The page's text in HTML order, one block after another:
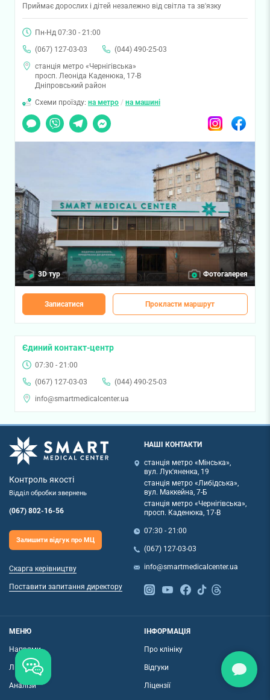
Приймає дорослих і дітей незалежно від світла та зв'язку
Пн-Нд 07:30 - 21:00
(067) 127-03-03
(044) 490-25-03
станція метро «Чернігівська»
просп. Леоніда Каденюка, 17-В
Дніпровський район
Схеми проїзду: на метро / на машині
Чат
Viber TelegramMessenger InstagramFacebook
3D тур Фотогалерея
Записатися Прокласти маршрут
Єдиний контакт-центр
07:30 - 21:00
(067) 127-03-03
(044) 490-25-03
info@smartmedicalcenter.ua
Контроль якості
Відділ обробки звернень
(067) 802-16-56
Залишити відгук про МЦ
Скарга керівництву
Поставити запитання директору
НАШІ КОНТАКТИ
станція метро «Мінська»,
вул. Лук'яненка, 19
станція метро «Либідська»,
вул. Маккейна, 7-Б
станція метро «Чернігівська»,
просп. Каденюка, 17-В
07:30 - 21:00
(067) 127-03-03
info@smartmedicalcenter.ua
МЕНЮ
Напрями
Лікарі
Аналізи
ІНФОРМАЦІЯ
Про клініку
Відгуки
Ліцензії